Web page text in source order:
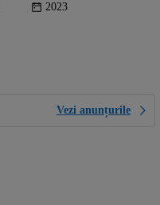
2023
Vezi anunțurile